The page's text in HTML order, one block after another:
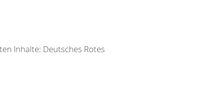
Inhalte: Deutsches Rotes